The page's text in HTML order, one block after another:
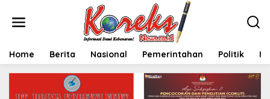
Home Berita Nasional Pemerintahan Politik